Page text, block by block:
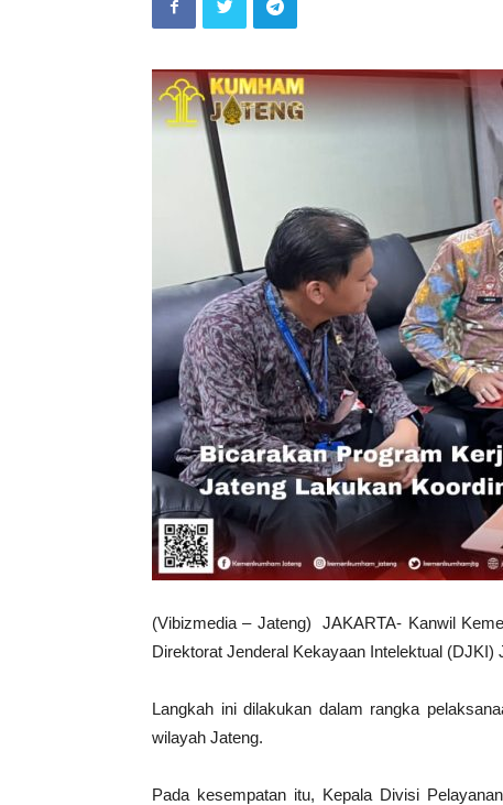
(Vibizmedia – Jateng) JAKARTA- Kanwil
Direktorat Jenderal Kekayaan Intelektual (DJKI)
Langkah ini dilakukan dalam rangka
wilayah Jateng.
Pada kesempatan itu, Kepala Divisi